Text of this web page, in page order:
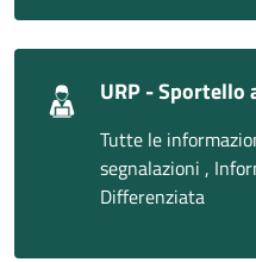
URP - Sportello
Tutte le
segnalazioni ,
Differenziata